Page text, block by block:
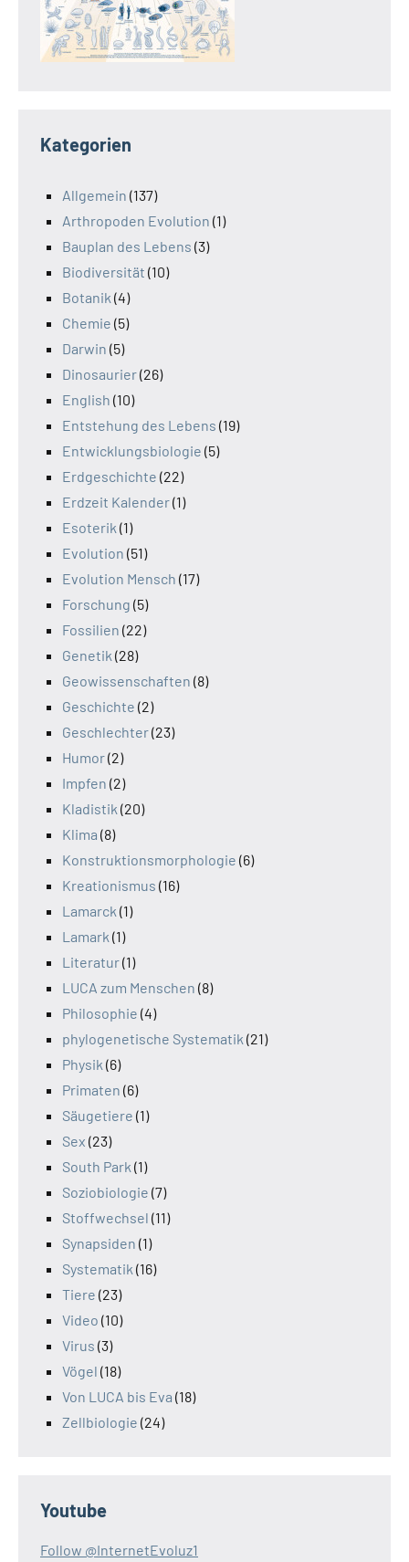
Kategorien
Allgemein (137)
Arthropoden Evolution (1)
Bauplan des Lebens (3)
Biodiversität (10)
Botanik (4)
Chemie (5)
Darwin (5)
Dinosaurier(26)
English (10)
Entstehung des Lebens (19)
Entwicklungsbiologie (5)
Erdgeschichte (22)
Erdzeit Kalender(1)
Esoterik (1)
Evolution (51)
Evolution Mensch (17)
Forschung (5)
Fossilien (22)
Genetik (28)
Geowissenschaften (8)
Geschichte (2)
Geschlechter(23)
Humor(2)
Impfen (2)
Kladistik (20)
Klima (8)
Konstruktionsmorphologie (6)
Kreationismus (16)
Lamarck (1)
Lamark (1)
Literatur(1)
LUCA zum Menschen (8)
Philosophie (4)
phylogenetische Systematik (21)
Physik (6)
Primaten (6)
Säugetiere (1)
Sex (23)
South Park (1)
Soziobiologie (7)
Stoffwechsel (11)
Synapsiden (1)
Systematik (16)
Tiere (23)
Video (10)
Virus (3)
Vögel (18)
Von LUCA bis Eva (18)
Zellbiologie (24)
Youtube
Follow @InternetEvoluz1